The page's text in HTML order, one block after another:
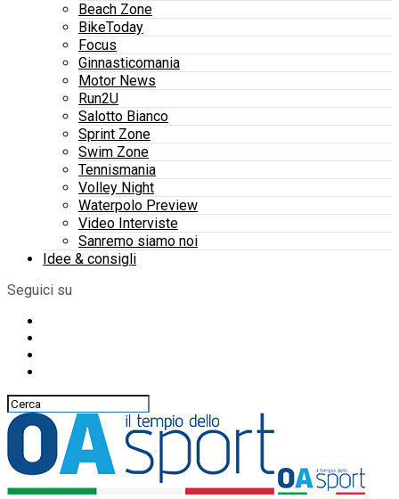
Beach Zone
BikeToday
Focus
Ginnasticomania
Motor News
Run2U
Salotto Bianco
Sprint Zone
Swim Zone
Tennismania
Volley Night
Waterpolo Preview
Video Interviste
Sanremo siamo noi
Idee & consigli
Seguici su